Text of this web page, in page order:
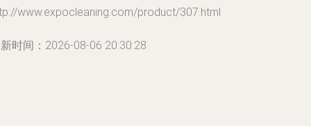
www.expocleaning.com/product/307.html
时间：2026-08-06 20:30:28